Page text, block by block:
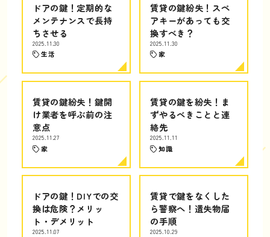
ドアの鍵！定期的な
メンテナンスで長持
ちさせる
2025.11.30
生活
賃貸の鍵紛失！スペ
アキーがあっても交
換すべき？
2025.11.30
家
賃貸の鍵紛失！鍵開
け業者を呼ぶ前の注
意点
2025.11.27
家
賃貸の鍵を紛失！ま
ずやるべきことと連
絡先
2025.11.11
知識
ドアの鍵！DIYでの交
換は危険？メリッ
ト・デメリット
2025.11.07
賃貸で鍵をなくした
ら警察へ！遺失物届
の手順
2025.10.29